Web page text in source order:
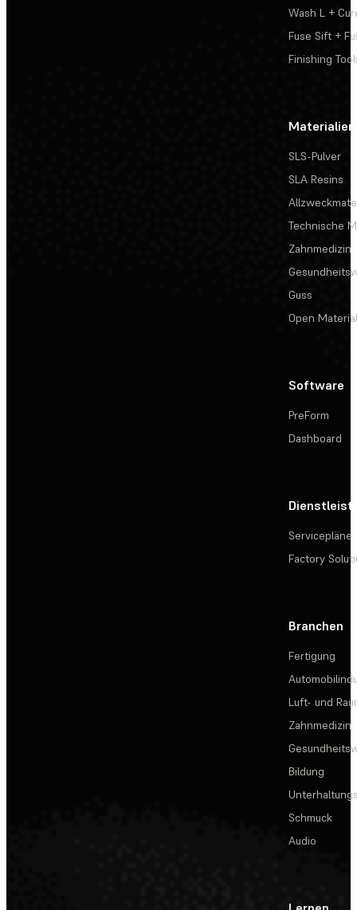
Wash L +
Fuse Sift +
Finishing
Materialien
SLS-Pulver
SLA Resins
Technische
Zahnmedizin
Guss
Open
Software
PreForm
Dashboard
Servicepläne
Factory
Branchen
Fertigung
Luft- und
Zahnmedizin
Bildung
Schmuck
Audio